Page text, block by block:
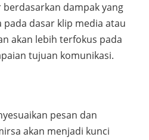
berdasarkan dampak yang
pada dasar klip media atau
akan lebih terfokus pada
tujuan komunikasi.
pesan dan
akan menjadi kunci